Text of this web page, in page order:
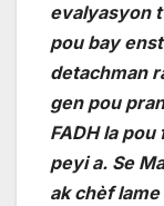
evalyasyon
pou bay
detachman
gen pou
FADH la
peyi a. Se
ak chèf lame